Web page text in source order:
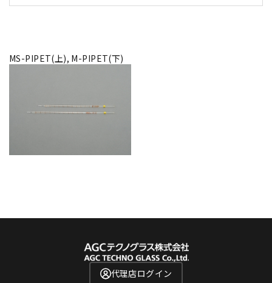
MS-PIPET(上), M-PIPET(下)
代理店ログイン